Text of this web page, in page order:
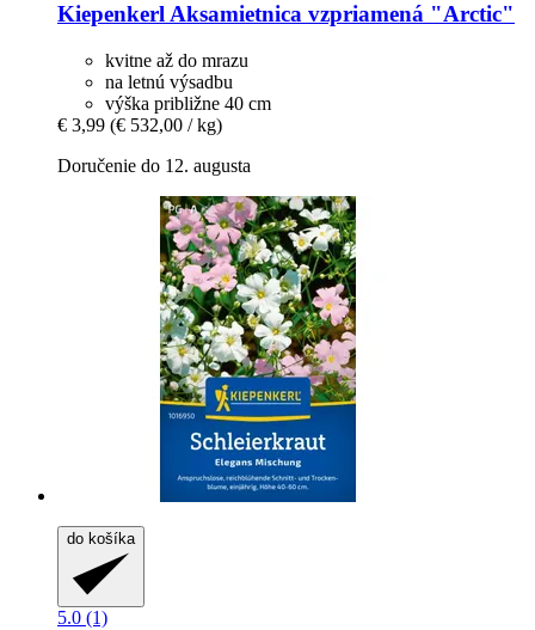
Kiepenkerl Aksamietnica vzpriamená "Arctic"
kvitne až do mrazu
na letnú výsadbu
výška približne 40 cm
€ 3,99 (€ 532,00 / kg)
Doručenie do 12. augusta
do košíka
5.0 (1)